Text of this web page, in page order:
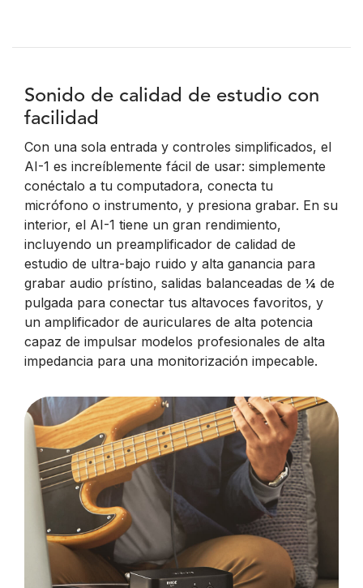
Sonido de calidad de estudio con
facilidad
Con una sola entrada y controles simplificados, el
AI-1 es increíblemente fácil de usar: simplemente
conéctalo a tu computadora, conecta tu
micrófono o instrumento, y presiona grabar. En su
interior, el AI-1 tiene un gran rendimiento,
incluyendo un preamplificador de calidad de
estudio de ultra-bajo ruido y alta ganancia para
grabar audio prístino, salidas balanceadas de ¼ de
pulgada para conectar tus altavoces favoritos, y
un amplificador de auriculares de alta potencia
capaz de impulsar modelos profesionales de alta
impedancia para una monitorización impecable.